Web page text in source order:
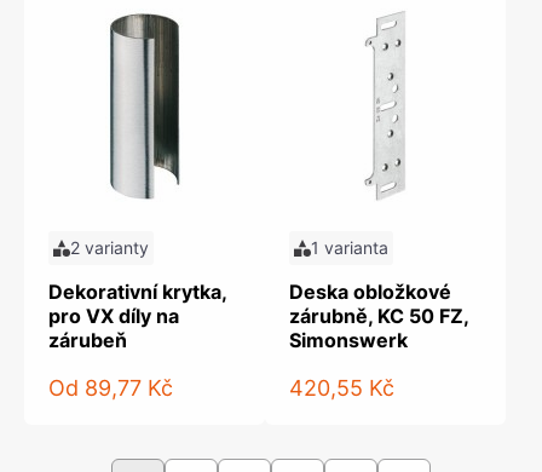
2 varianty
Dekorativní krytka,
pro VX díly na
zárubeň
Od 89,77 Kč
1 varianta
Deska obložkové
zárubně, KC 50 FZ,
Simonswerk
420,55 Kč